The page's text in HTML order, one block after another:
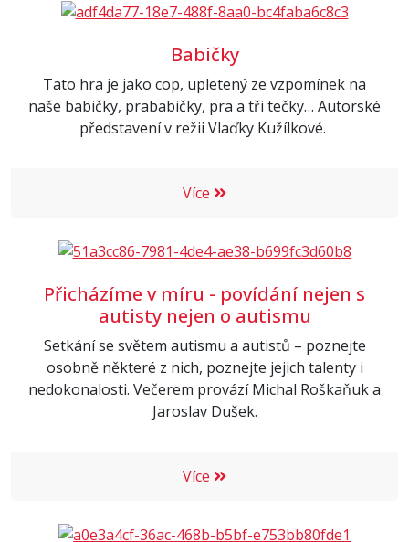
Babičky
Tato hra je jako cop, upletený ze vzpomínek na
naše babičky, prababičky, pra a tři tečky… Autorské
představení v režii Vlaďky Kužílkové.
Více
Přicházíme v míru - povídání nejen s
autisty nejen o autismu
Setkání se světem autismu a autistů – poznejte
osobně některé z nich, poznejte jejich talenty i
nedokonalosti. Večerem provází Michal Roškaňuk a
Jaroslav Dušek.
Více